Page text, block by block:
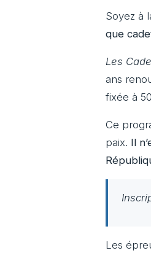
Soyez à
que
Les
ans
fixée à
Ce
paix. Il
Les